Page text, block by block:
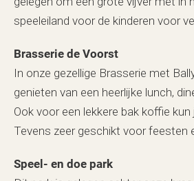
speeleiland voor de kinderen voor
Brasserie de Voorst
In onze gezellige Brasserie met
genieten van een heerlijke lunch,
Ook voor een lekkere bak koffie kun
Tevens zeer geschikt voor feesten
Speel- en doe park